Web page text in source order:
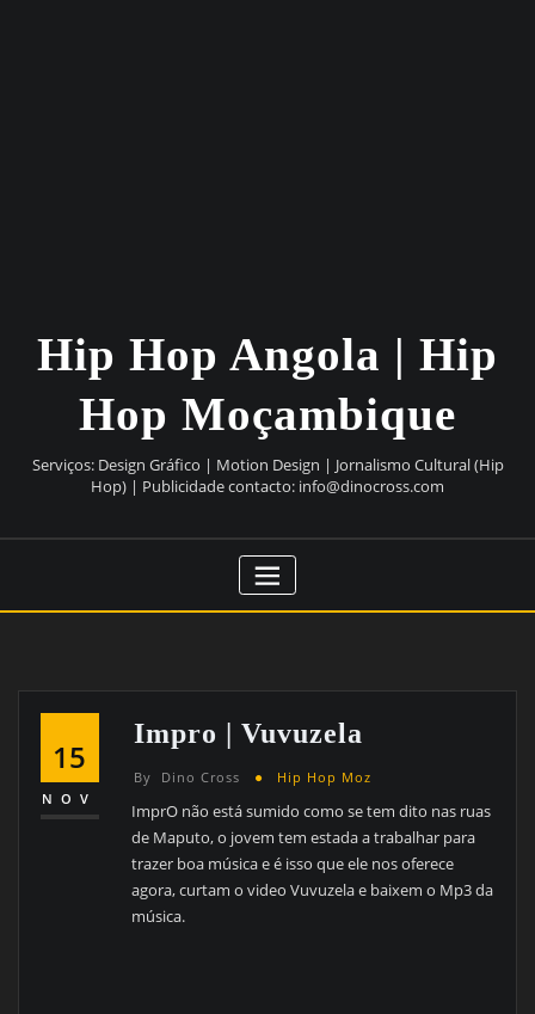
Hip Hop Angola | Hip
Hop Moçambique
Serviços: Design Gráfico | Motion Design | Jornalismo Cultural (Hip
Hop) | Publicidade contacto: info@dinocross.com
15
NOV
Impro | Vuvuzela
By Dino Cross Hip Hop Moz
ImprO não está sumido como se tem dito nas ruas
de Maputo, o jovem tem estada a trabalhar para
trazer boa música e é isso que ele nos oferece
agora, curtam o video Vuvuzela e baixem o Mp3 da
música.